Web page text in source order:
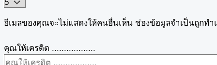
อีเมลของคุณจะไม่แสดงให้คนอื่นเห็น ช่องข้อมูลจำเป็นถูกทำ
คุณให้เครดิต ..................